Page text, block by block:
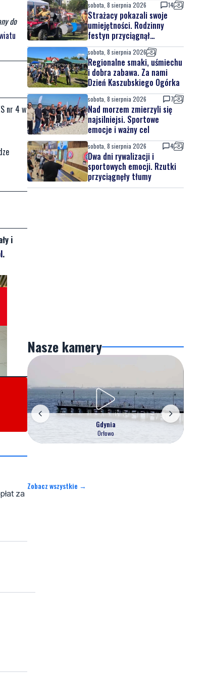
do
nr 4 w
i
.
za
sobota, 8 sierpnia 2026 14
Strażacy pokazali swoje
umiejętności. Rodzinny
festyn przyciągnął
mieszkańców oraz gości
sobota, 8 sierpnia 2026
Regionalne smaki, uśmiechu
i dobra zabawa. Za nami
Dzień Kaszubskiego Ogórka
sobota, 8 sierpnia 2026 7
Nad morzem zmierzyli się
najsilniejsi. Sportowe
emocje i ważny cel
sobota, 8 sierpnia 2026 4
Dwa dni rywalizacji i
sportowych emocji. Rzutki
przyciągnęły tłumy
Nasze kamery
Gdynia
Orłowo
Zobacz wszystkie →